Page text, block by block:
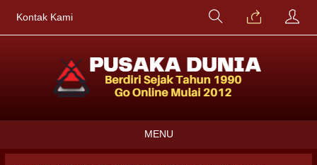
Kontak Kami
MENU